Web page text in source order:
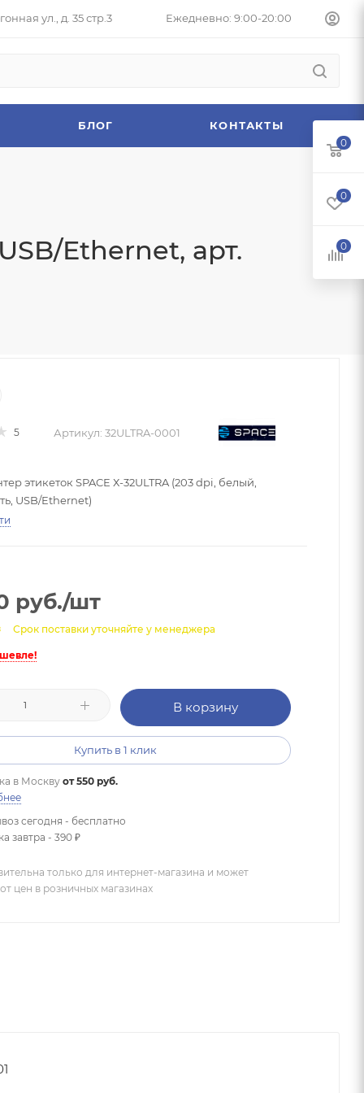
ул., д. 35 стр.3 Ежедневно: 9:00-20:00
БЛОГ КОНТАКТЫ
Ethernet, арт.
5 Артикул: 32ULTRA-0001
этикеток SPACE Х-32ULTRA (203 dpi, белый,
USB/Ethernet)
руб./шт
Срок поставки уточняйте у менеджера
В корзину
Купить в 1 клик
в Москву от 550 руб.
сегодня - бесплатно
завтра - 390 ₽
только для интернет-магазина и может
цен в розничных магазинах
0
0
0